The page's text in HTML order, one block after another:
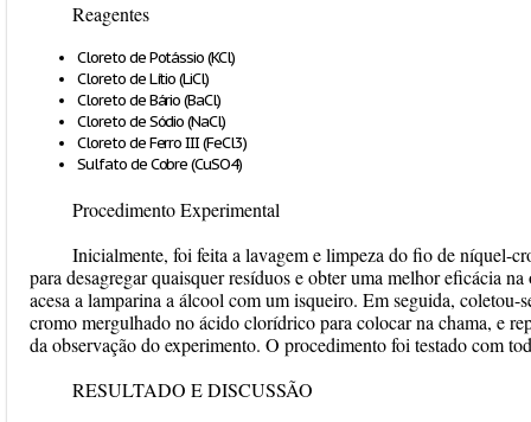
Reagentes
Cloreto de Potássio (KCl)
Cloreto de Lítio (LiCl)
Cloreto de Bário (BaCl)
Cloreto de Sódio (NaCl)
Cloreto de Ferro III (FeCl3)
Sulfato de Cobre (CuSO4)
Procedimento Experimental
Inicialmente, foi feita a lavagem e limpeza do fio de níquel-
para desagregar quaisquer resíduos e obter uma melhor eficácia
acesa a lamparina a álcool com um isqueiro. Em seguida,
cromo mergulhado no ácido clorídrico para colocar na chama, e
da observação do experimento. O procedimento foi testado com
RESULTADO E DISCUSSÃO